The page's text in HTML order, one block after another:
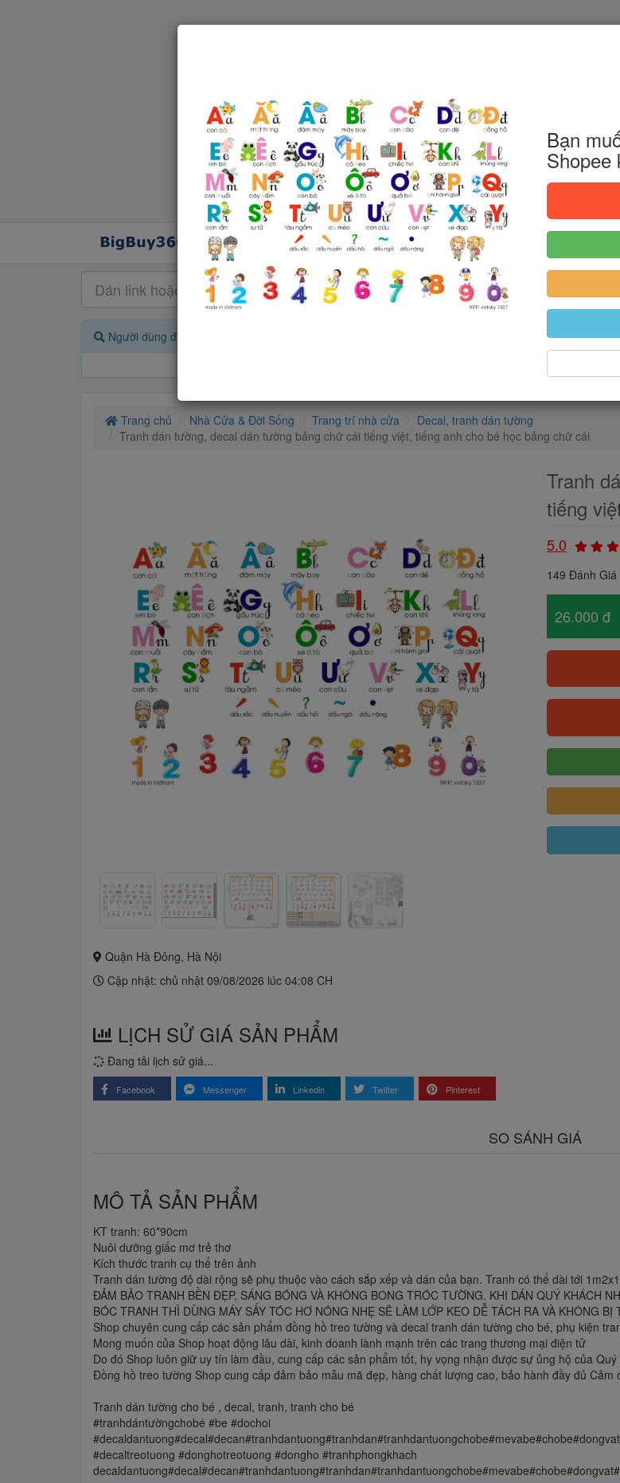
Người dùng đang quan tâm đến 🔥...
Trang chủ Nhà Cửa & Đời Sống Trang trí nhà cửa
Decal, tranh dán tường
Tranh dán tường, decal dán tường bảng chữ cái tiếng việt, tiếng anh cho bé học bảng chữ cái
Tranh
tiếng
5.0
149 Đánh Giá
26.000 đ
Quận Hà Đông, Hà Nội
Cập nhật: chủ nhật 09/08/2026 lúc 04:08 CH
LỊCH SỬ GIÁ SẢN PHẨM
Đang tải lịch sử giá...
Facebook Messenger Linkedin Twitter Pinterest
SO SÁNH GIÁ
MÔ TẢ SẢN PHẨM
KT tranh: 60*90cm
Nuôi dưỡng giấc mơ trẻ thơ
Kích thước tranh cụ thể trên ảnh
Tranh dán tường độ dài rộng sẽ phụ thuộc vào cách sắp xếp và dán của bạn. Tranh có thể dài tới
ĐẢM BẢO TRANH BỀN ĐẸP, SÁNG BÓNG VÀ KHÔNG BONG TRÓC TƯỜNG. KHI DÁN QUÝ KHÁCH
BÓC TRANH THÌ DÙNG MÁY SẤY TÓC HƠ NÓNG NHẸ SẼ LÀM LỚP KEO DỄ TÁCH RA VÀ KHÔNG BỊ
Shop chuyên cung cấp các sản phẩm đồng hồ treo tường và decal tranh dán tường cho bé, phụ kiện
Mong muốn của Shop hoạt động lâu dài, kinh doanh lành mạnh trên các trang thương mại điện tử
Do đó Shop luôn giữ uy tín làm đầu, cung cấp các sản phẩm tốt, hy vọng nhận được sự ủng hộ của Quý
Đồng hồ treo tường Shop cung cấp đảm bảo mẫu mã đẹp, hàng chất lượng cao, bảo hành đầy đủ Cảm
Tranh dán tường cho bé , decal, tranh, tranh cho bé
#tranhdántườngchobé #be #dochoi
#decaltreotuong #donghotreotuong #dongho #tranhphongkhach
Bạn
Shopee